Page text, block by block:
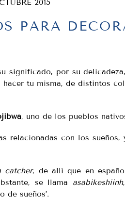
2015
PARA
significado, por su
tu misma, de distintos
, uno de los pueblos
relacionadas con los sueños,
catcher, de allí que en
se llama asabikeshiinh
de sueños’.